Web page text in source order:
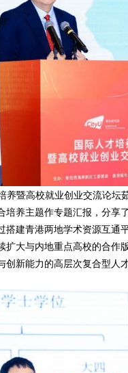
养暨高校就业创业交流论坛
培养主题作专题汇报，分享
搭建青港两地学术资源互通
大与内地重点高校的合作
新能力的高层次复合型人才